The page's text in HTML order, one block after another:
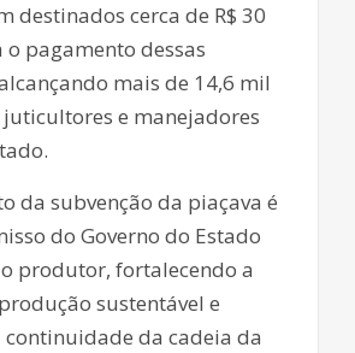
destinados cerca de R$ 30
pagamento dessas
mais de 14,6 mil
e manejadores
da subvenção da piaçava é
do Governo do Estado
produtor, fortalecendo a
sustentável e
da cadeia da